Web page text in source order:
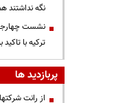
نگه نداشتند
نشست
ترکیه با
پربازدید ها
از رانت‌